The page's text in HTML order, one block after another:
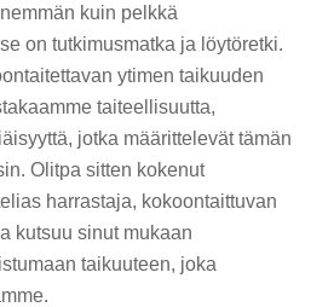
kuin pelkkä
on tutkimusmatka ja löytöretki.
ytimen taikuuden
taiteellisuutta,
jotka määrittelevät tämän
Olitpa sitten kokenut
harrastaja, kokoontaittuvan
kutsuu sinut mukaan
taikuuteen, joka